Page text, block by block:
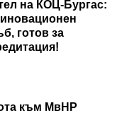
на КОЦ-Бургас:
готов за
към МвНР